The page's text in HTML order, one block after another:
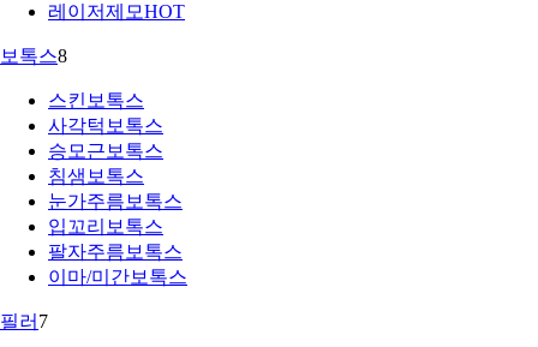
레이저제모HOT
보톡스8
스킨보톡스
사각턱보톡스
승모근보톡스
침샘보톡스
눈가주름보톡스
입꼬리보톡스
팔자주름보톡스
이마/미간보톡스
필러 7